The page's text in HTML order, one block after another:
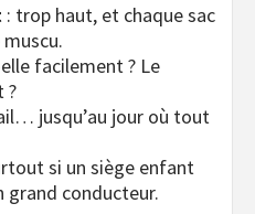
: trop haut, et chaque sac
facilement ? Le
?
jusqu’au jour où tout
si un siège enfant
grand conducteur.